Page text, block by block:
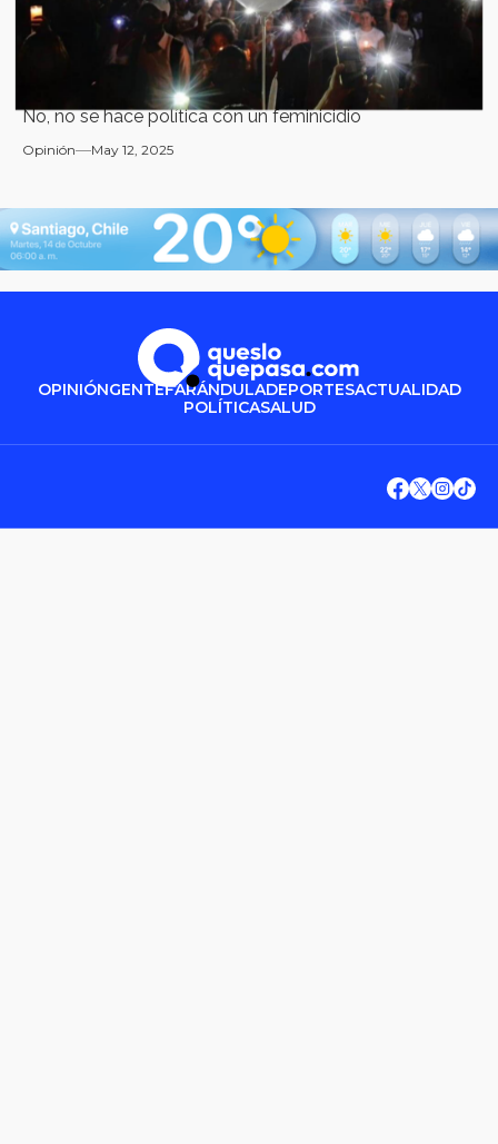
No, no se hace política con un feminicidio
Opinión May 12, 2025
OPINIÓNGENTEFARÁNDULADEPORTESACTUALIDAD
POLÍTICASALUD